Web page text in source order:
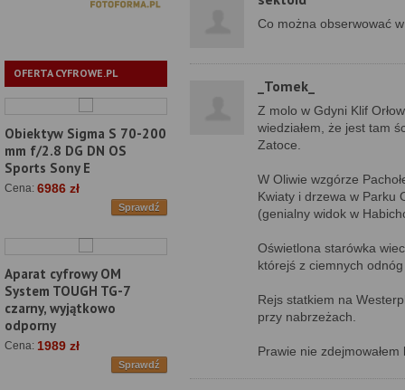
OFERTA CYFROWE.PL
Obiektyw Sigma S 70-200
mm f/2.8 DG DN OS
Sports Sony E
Cena: 6986 zł
Sprawdź
Aparat cyfrowy OM
System TOUGH TG-7
czarny, wyjątkowo
odporny
Cena: 1989 zł
Sprawdź
Co można obserwować
_Tomek_
Z molo w Gdyni Klif
wiedziałem, że jest tam
Zatoce.
W Oliwie wzgórze
Kwiaty i drzewa w Parku
(genialny widok w
Oświetlona starówka
którejś z ciemnych odnóg
Rejs statkiem na
przy nabrzeżach.
Prawie nie